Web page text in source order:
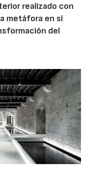
realizado con
metáfora en sí
del